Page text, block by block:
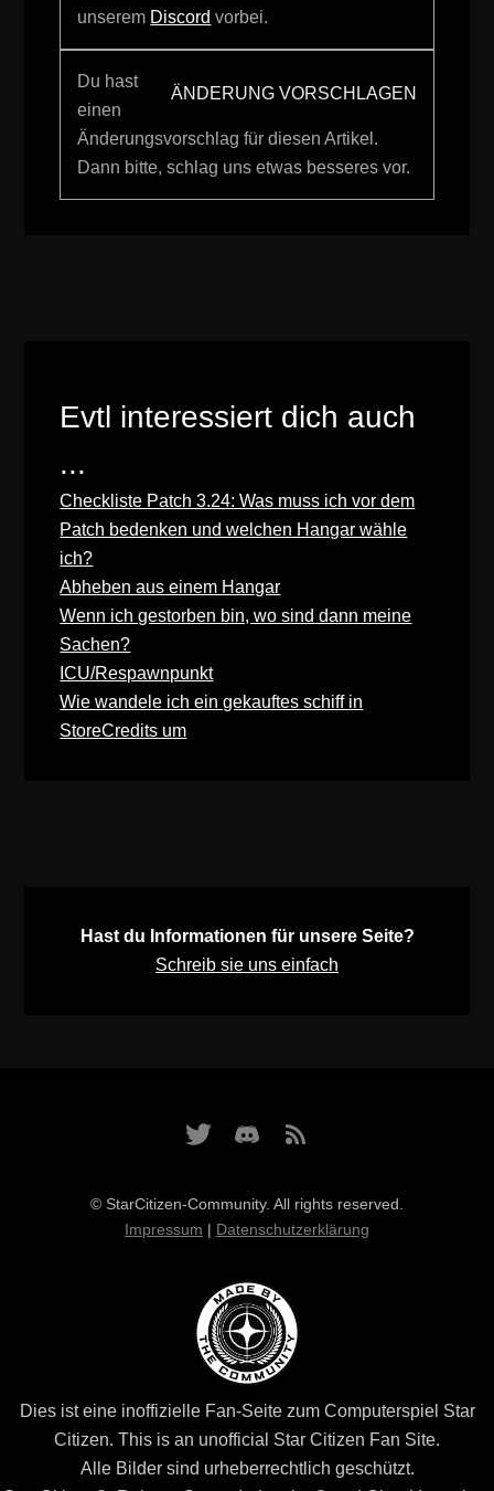
unserem Discord vorbei.
ÄNDERUNG VORSCHLAGEN
Du hast
einen
Änderungsvorschlag für diesen Artikel.
Dann bitte, schlag uns etwas besseres vor.
Evtl interessiert dich auch
...
Checkliste Patch 3.24: Was muss ich vor dem
Patch bedenken und welchen Hangar wähle
ich?
Abheben aus einem Hangar
Wenn ich gestorben bin, wo sind dann meine
Sachen?
ICU/Respawnpunkt
Wie wandele ich ein gekauftes schiff in
StoreCredits um
Hast du Informationen für unsere Seite?
Schreib sie uns einfach
© StarCitizen-Community. All rights reserved.
Impressum | Datenschutzerklärung
Dies ist eine inoffizielle Fan-Seite zum Computerspiel Star
Citizen. This is an unofficial Star Citizen Fan Site.
Alle Bilder sind urheberrechtlich geschützt.